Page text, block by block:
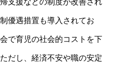
優遇措置も導入されてお
で育児の社会的コストを下
だし、経済不安や職の安定